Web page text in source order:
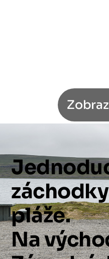
záchodky
pláže.
Na